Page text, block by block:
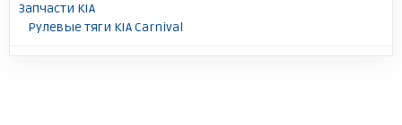
Запчасти KIA
Рулевые тяги KIA Carnival